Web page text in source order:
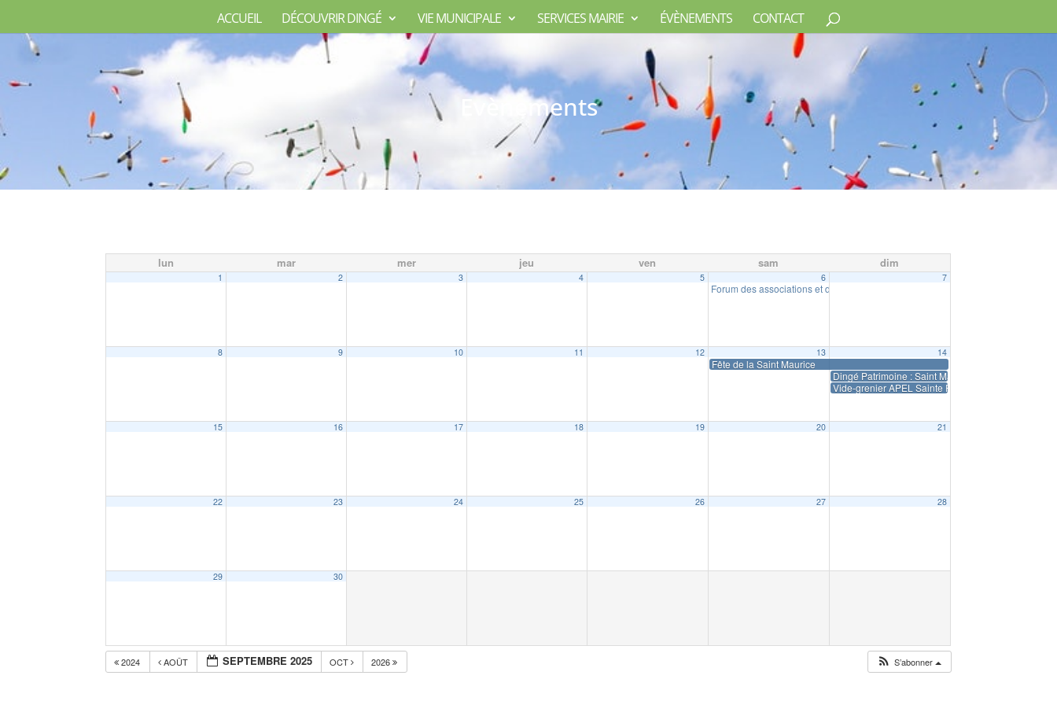
ACCUEIL DÉCOUVRIR DINGÉ VIE MUNICIPALE SERVICES MAIRIE ÉVÈNEMENTS CONTACT
Evènements
lun mar mer jeu ven sam dim
1 2 3 4 5 6
Forum des associations et du bénévolat
7
8 9 10 11 12 13
Fête de la Saint Maurice
14
Dingé Patrimoine : Saint Maurice
Vide-grenier APEL Sainte Famille
15 16 17 18 19 20 21
22 23 24 25 26 27 28
29 30
2024 AOÛT SEPTEMBRE 2025 OCT 2026 S’abonner